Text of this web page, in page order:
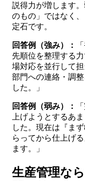
説得力が増します
のもの」ではなく
定石です。
回答例（強み）：
先順位を整理する
場対応を並行して
部門への連絡・調
した。」
回答例（弱み）：
上げようとするあ
した。現在は『ま
らってから仕上げ
ます。」
生産管理な